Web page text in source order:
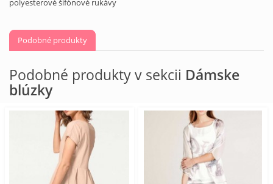
polyesterové šifónové rukávy
Podobné produkty
Podobné produkty v sekcii Dámske
blúzky